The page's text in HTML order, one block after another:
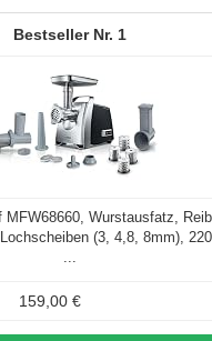
1
MFW68660, Wurstausfatz,
(3, 4,8, 8mm),
159,00 €